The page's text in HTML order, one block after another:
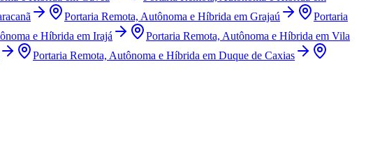
Portaria Remota, Autônoma e Híbrida em Grajaú
Portaria
e Híbrida em Irajá Portaria Remota, Autônoma e Híbrida em Vila
Portaria Remota, Autônoma e Híbrida em Duque de Caxias